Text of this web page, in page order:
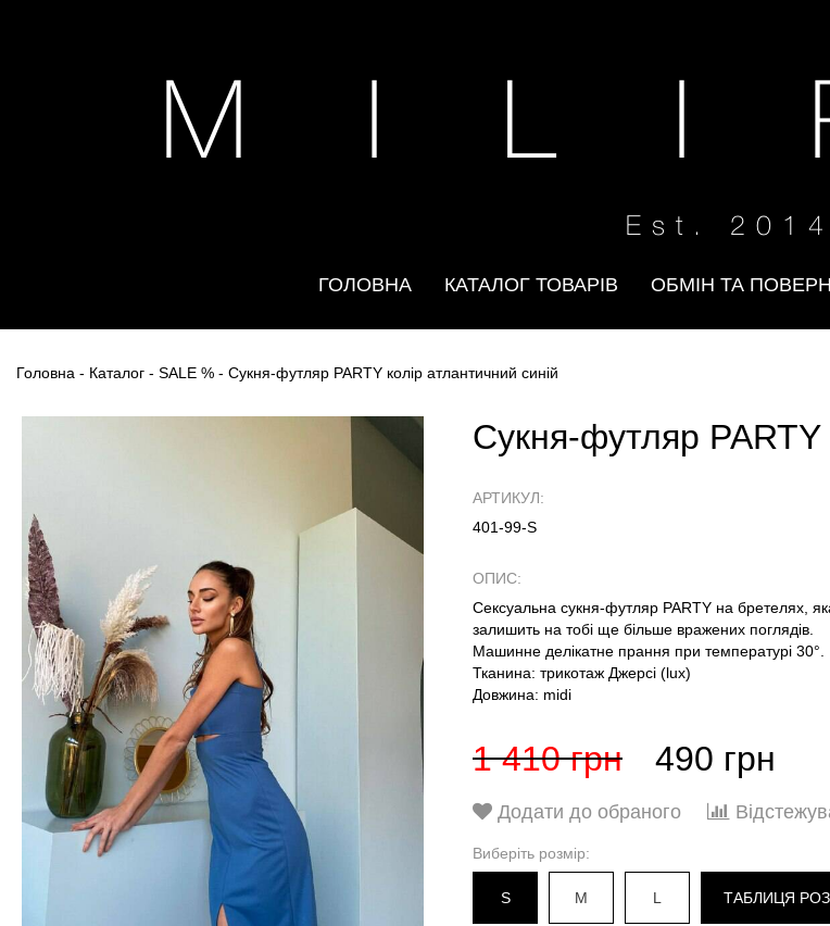
M I L I
Est. 2014
ГОЛОВНА КАТАЛОГ ТОВАРІВ ОБМІН ТА
Головна - Каталог - SALE % - Cукня-футляр PARTY колір атлантичний синій
Cукня-футляр PARTY
АРТИКУЛ:
401-99-S
ОПИС:
Сексуальна сукня-футляр PARTY на бретелях,
залишить на тобі ще більше вражених поглядів.
Машинне делікатне прання при температурі 30°.
Тканина: трикотаж Джерсі (lux)
Довжина: midi
1 410 грн 490 грн
Додати до обраного
Виберіть розмір:
S M L ТАБЛИЦЯ